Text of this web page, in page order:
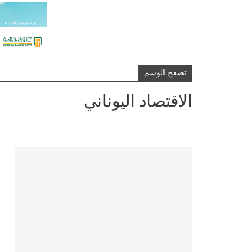
تصفح الوسم
الاقتصاد اليوناني